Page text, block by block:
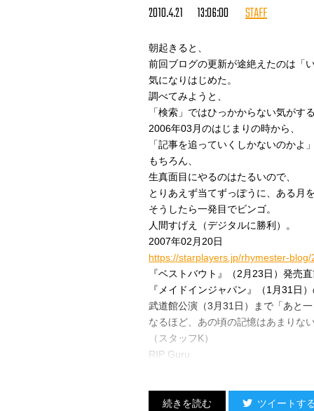
2010.4.21 13:06:00 STAFF
朝起きると、
前回ブログの更新が途絶えたのは「
気になりはじめた。
調べてみようと、
「検索」ではひっかからない気がす
2006年03月のはじまりの時から、
「記事を追っていくしかないのかよ
もちろん、
生真面目にやるのはたるいので、
とりあえず当てずっぽうに、ある月
そうしたら一発目でビンゴ。
人間すげえ（デジタルに勝利）。
2007年02月20日
https://starplayers.jp/rhymester-
『ベストバウト』（2月23日）発売
『メイドインジャパン』（1月31日
武道館公演（3月31日）まで「あと
なるほど、あの頃の記憶はあまりな
（スタッフK）
RIP Guru
ツイートす